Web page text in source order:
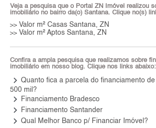
Veja a pesquisa que o Portal ZN Imóvel realizou
imobiliário no bairro da(o) Santana. Clique no(s)
>> Valor m² Casas Santana, ZN
>> Valor m² Aptos Santana, ZN
Confira a ampla pesquisa que realizamos sobre
imobiliário em nosso blog. Clique nos links abaixo:
keyboard_arrow_right Quanto fica a parcela do financiamento
500 mil?
keyboard_arrow_right Financiamento Bradesco
keyboard_arrow_right Financiamento Santander
keyboard_arrow_right Qual Melhor Banco p/ Financiar Imóvel?